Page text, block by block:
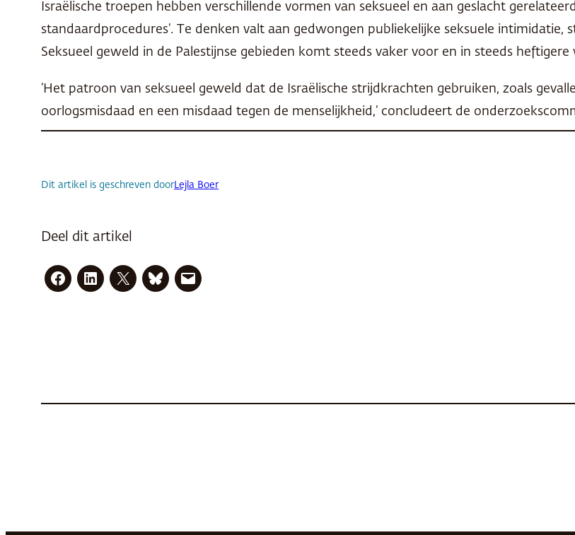
Israëlische troepen hebben verschillende vormen van seksueel en aan geslacht
standaardprocedures’. Te denken valt aan gedwongen publiekelijke seksuele
Seksueel geweld in de Palestijnse gebieden komt steeds vaker voor en in steeds heftigere
‘Het patroon van seksueel geweld dat de Israëlische strijdkrachten gebruiken, zoals
oorlogsmisdaad en een misdaad tegen de menselijkheid,’ concludeert de
Dit artikel is geschreven doorLejla Boer
Deel dit artikel